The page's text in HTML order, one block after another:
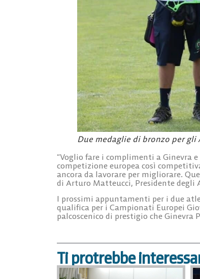
Due medaglie di bronzo per gli
“Voglio fare i complimenti a Ginevra
competizione europea così
ancora da lavorare per migliorare.
di Arturo Matteucci, Presidente degli
I prossimi appuntamenti per i due
qualifica per i Campionati Europei
palcoscenico di prestigio che
Ti protrebbe